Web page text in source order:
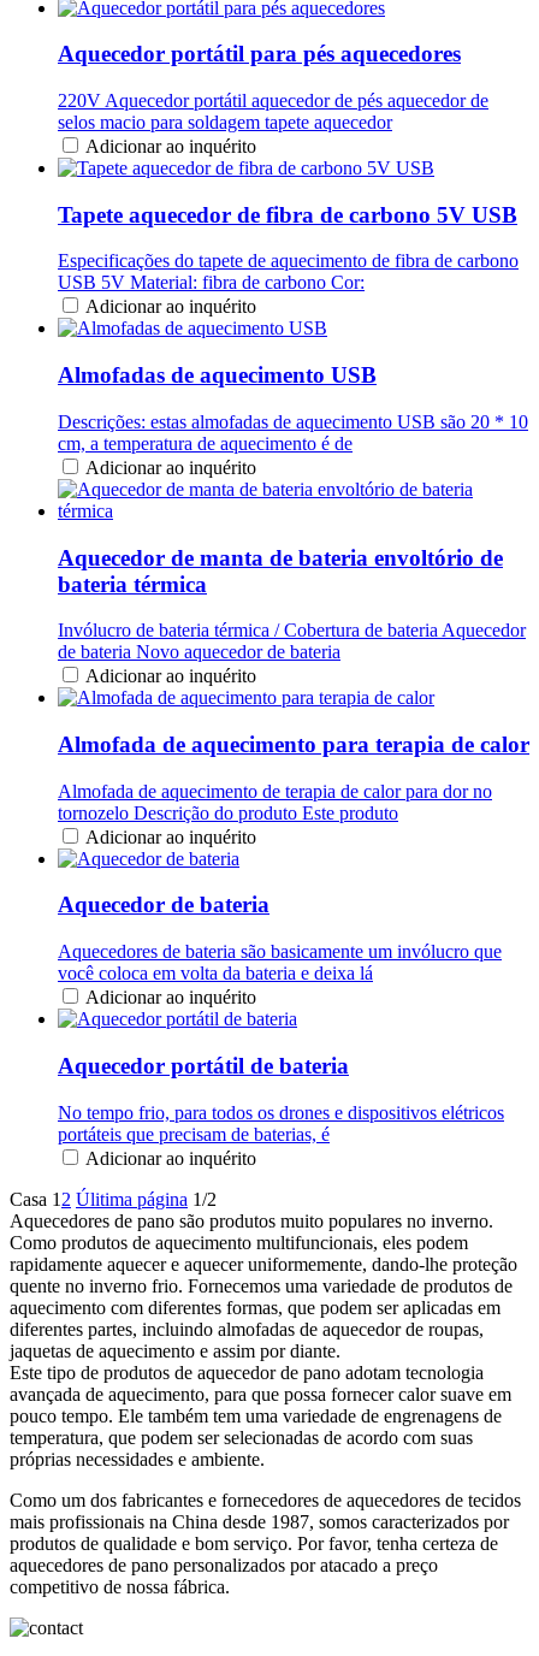
Aquecedor portátil para pés aquecedores
220V Aquecedor portátil aquecedor de pés aquecedor de
selos macio para soldagem tapete aquecedor
Adicionar ao inquérito
Tapete aquecedor de fibra de carbono 5V USB
Especificações do tapete de aquecimento de fibra de carbono
USB 5V Material: fibra de carbono Cor:
Adicionar ao inquérito
Almofadas de aquecimento USB
Descrições: estas almofadas de aquecimento USB são 20 * 10
cm, a temperatura de aquecimento é de
Adicionar ao inquérito
Aquecedor de manta de bateria envoltório de
bateria térmica
Invólucro de bateria térmica / Cobertura de bateria Aquecedor
de bateria Novo aquecedor de bateria
Adicionar ao inquérito
Almofada de aquecimento para terapia de calor
Almofada de aquecimento de terapia de calor para dor no
tornozelo Descrição do produto Este produto
Adicionar ao inquérito
Aquecedor de bateria
Aquecedores de bateria são basicamente um invólucro que
você coloca em volta da bateria e deixa lá
Adicionar ao inquérito
Aquecedor portátil de bateria
No tempo frio, para todos os drones e dispositivos elétricos
portáteis que precisam de baterias, é
Adicionar ao inquérito
Casa 1 2 Úlitima página 1/2
Aquecedores de pano são produtos muito populares no inverno.
Como produtos de aquecimento multifuncionais, eles podem
rapidamente aquecer e aquecer uniformemente, dando-lhe proteção
quente no inverno frio. Fornecemos uma variedade de produtos de
aquecimento com diferentes formas, que podem ser aplicadas em
diferentes partes, incluindo almofadas de aquecedor de roupas,
jaquetas de aquecimento e assim por diante.
Este tipo de produtos de aquecedor de pano adotam tecnologia
avançada de aquecimento, para que possa fornecer calor suave em
pouco tempo. Ele também tem uma variedade de engrenagens de
temperatura, que podem ser selecionadas de acordo com suas
próprias necessidades e ambiente.
Como um dos fabricantes e fornecedores de aquecedores de tecidos
mais profissionais na China desde 1987, somos caracterizados por
produtos de qualidade e bom serviço. Por favor, tenha certeza de
aquecedores de pano personalizados por atacado a preço
competitivo de nossa fábrica.